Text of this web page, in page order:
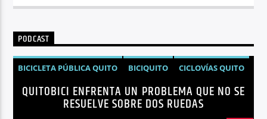
PODCAST
BICICLETA PÚBLICA QUITO BICIQUITO
CICLOVÍAS QUITO
EDITORIAL
METRO DE QUITO BICICLETA
MOVILIDAD ACTIVA QUITO
MOVILIDAD SOSTENIBLE QUITO
QUITOBICI ENFRENTA UN PROBLEMA QUE NO SE
RESUELVE SOBRE DOS RUEDAS